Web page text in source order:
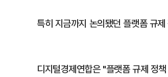
특히 지금까지 논의됐던 플랫폼 규
디지털경제연합은 "플랫폼 규제 정